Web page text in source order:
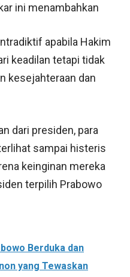
ini menambahkan
apabila Hakim
keadilan tetapi tidak
kesejahteraan dan
dari presiden, para
sampai histeris
keinginan mereka
terpilih Prabowo
Berduka dan
yang Tewaskan